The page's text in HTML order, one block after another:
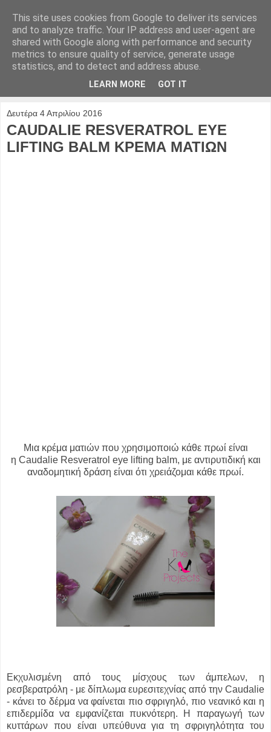
Δευτέρα 4 Απριλίου 2016
CAUDALIE RESVERATROL EYE
LIFTING BALM ΚΡΕΜΑ ΜΑΤΙΩΝ
Μια κρέμα ματιών που χρησιμοποιώ κάθε πρωί είναι
η Caudalie Resveratrol eye lifting balm, με αντιρυτιδική και
αναδομητική δράση είναι ότι χρειάζομαι κάθε πρωί.
Εκχυλισμένη από τους μίσχους των άμπελων, η
ρεσβερατρόλη - με δίπλωμα ευρεσιτεχνίας από την Caudalie
- κάνει το δέρμα να φαίνεται πιο σφριγηλό, πιο νεανικό και η
επιδερμίδα να εμφανίζεται πυκνότερη. Η παραγωγή των
κυττάρων που είναι υπεύθυνα για τη σφριγηλότητα του
This site uses cookies from Google to deliver its services
and to analyze traffic. Your IP address and user-agent are
shared with Google along with performance and security
metrics to ensure quality of service, generate usage
statistics, and to detect and address abuse.
LEARN MORE GOT IT